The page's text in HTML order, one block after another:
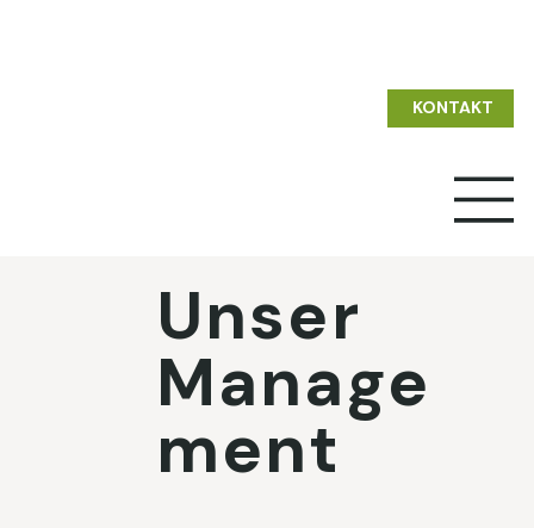
KONTAKT
Unser
Manage
ment